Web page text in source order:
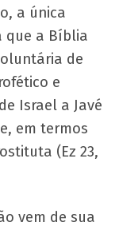
a única
que a Bíblia
de
e
Israel a Javé
em termos
(Ez 23,
vem de sua